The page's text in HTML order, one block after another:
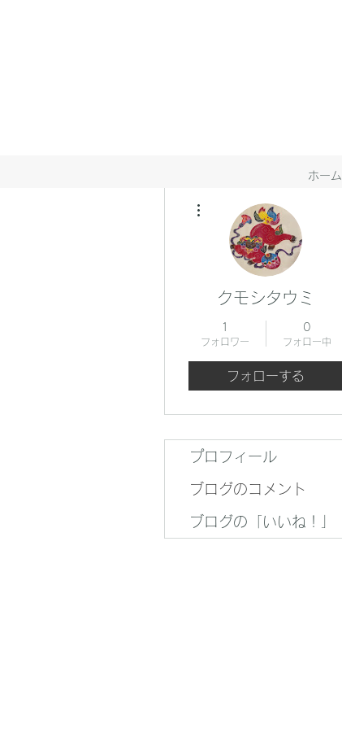
ホーム
クモシタウミ
1
フォロワー
0
フォロー中
フォローする
プロフィール
ブログのコメント
ブログの「いいね！」